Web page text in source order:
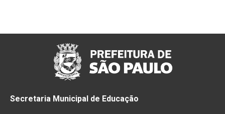
Secretaria Municipal de Educação